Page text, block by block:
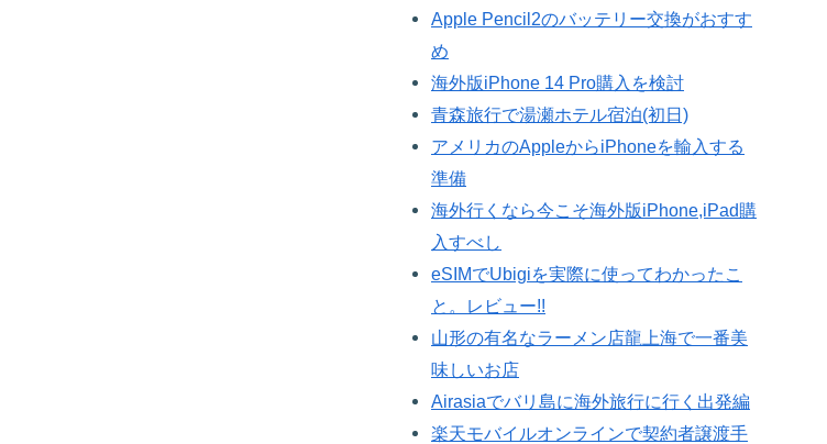
Apple Pencil2のバッテリー交換がおすす
め
海外版iPhone 14 Pro購入を検討
青森旅行で湯瀬ホテル宿泊(初日)
アメリカのAppleからiPhoneを輸入する
準備
海外行くなら今こそ海外版iPhone,iPad購
入すべし
eSIMでUbigiを実際に使ってわかったこ
と。レビュー!!
山形の有名なラーメン店龍上海で一番美
味しいお店
Airasiaでバリ島に海外旅行に行く出発編
楽天モバイルオンラインで契約者譲渡手